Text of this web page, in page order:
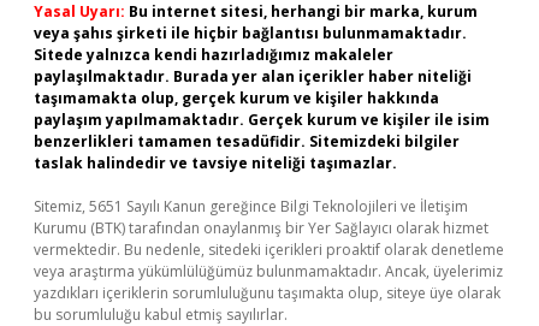
Yasal Uyarı: Bu internet sitesi, herhangi bir marka, kurum
veya şahıs şirketi ile hiçbir bağlantısı bulunmamaktadır.
Sitede yalnızca kendi hazırladığımız makaleler
paylaşılmaktadır. Burada yer alan içerikler haber niteliği
taşımamakta olup, gerçek kurum ve kişiler hakkında
paylaşım yapılmamaktadır. Gerçek kurum ve kişiler ile isim
benzerlikleri tamamen tesadüfidir. Sitemizdeki bilgiler
taslak halindedir ve tavsiye niteliği taşımazlar.
Sitemiz, 5651 Sayılı Kanun gereğince Bilgi Teknolojileri ve İletişim
Kurumu (BTK) tarafından onaylanmış bir Yer Sağlayıcı olarak hizmet
vermektedir. Bu nedenle, sitedeki içerikleri proaktif olarak denetleme
veya araştırma yükümlülüğümüz bulunmamaktadır. Ancak, üyelerimiz
yazdıkları içeriklerin sorumluluğunu taşımakta olup, siteye üye olarak
bu sorumluluğu kabul etmiş sayılırlar.